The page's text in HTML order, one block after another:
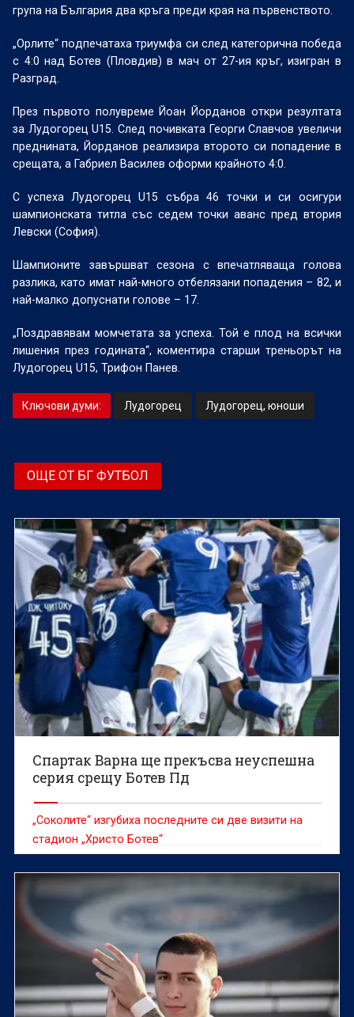
група на България два кръга преди края на първенството.
„Орлите“ подпечатаха триумфа си след категорична победа
с 4:0 над Ботев (Пловдив) в мач от 27-ия кръг, изигран в
Разград.
През първото полувреме Йоан Йорданов откри резултата
за Лудогорец U15. След почивката Георги Славчов увеличи
преднината, Йорданов реализира второто си попадение в
срещата, а Габриел Василев оформи крайното 4:0.
С успеха Лудогорец U15 събра 46 точки и си осигури
шампионската титла със седем точки аванс пред втория
Левски (София).
Шампионите завършват сезона с впечатляваща голова
разлика, като имат най-много отбелязани попадения – 82, и
най-малко допуснати голове – 17.
„Поздравявам момчетата за успеха. Той е плод на всички
лишения през годината“, коментира старши треньорът на
Лудогорец U15, Трифон Панев.
Ключови думи: Лудогорец Лудогорец, юноши
ОЩЕ ОТ БГ ФУТБОЛ
Спартак Варна ще прекъсва неуспешна
серия срещу Ботев Пд
„Соколите“ изгубиха последните си две визити на
стадион „Христо Ботев“